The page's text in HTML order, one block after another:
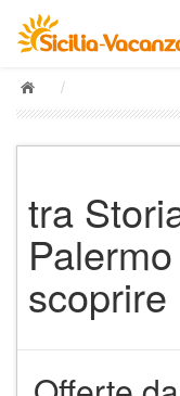
/
tra
scoprire